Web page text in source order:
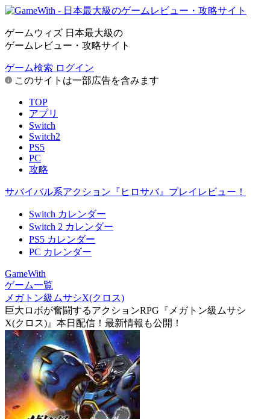
ゲームウィズ 日本最大級の
ゲームレビュー・攻略サイト
ゲーム検索 ログイン
このサイトは一部広告を含みます
TOP
アプリ
Switch
Switch2
PS5
PC
攻略
サバイバル系アクション『ヒロサバ』プレイレビュー！
Switch カレンダー
Switch 2 カレンダー
PS5 カレンダー
PC カレンダー
GameWith
ゲーム一覧
メガトン級ムサシX(クロス)
巨大ロボが奮闘するアクションRPG『メガトン級ムサシ
X(クロス)』本日配信！最新情報も公開！